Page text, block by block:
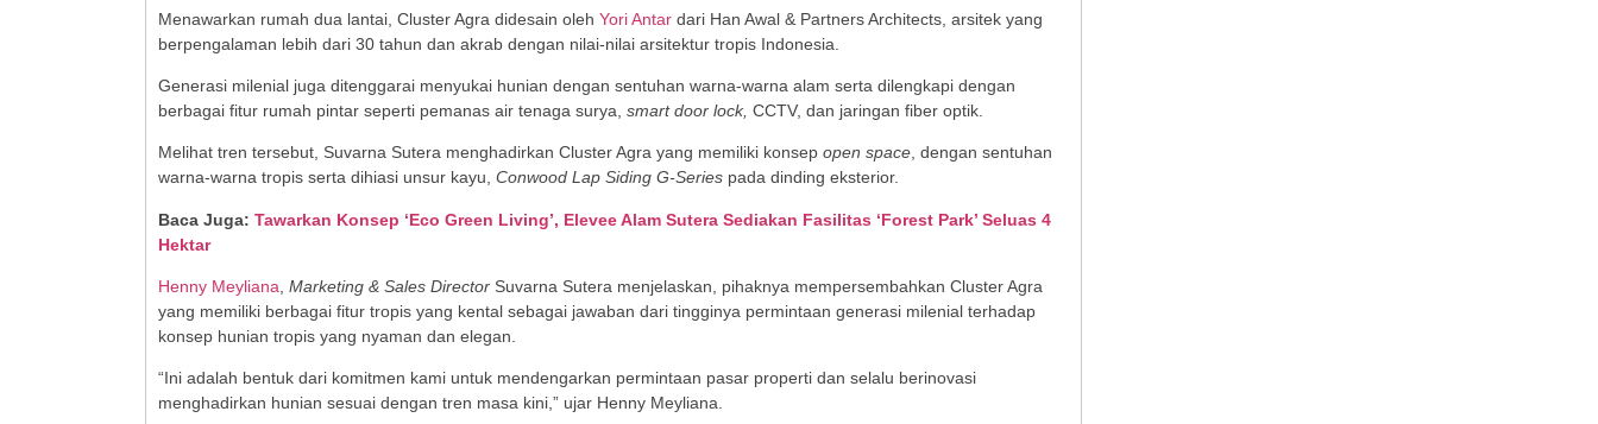
Menawarkan rumah dua lantai, Cluster Agra didesain oleh Yori Antar dari Han Awal & Partners Architects, arsitek yang
berpengalaman lebih dari 30 tahun dan akrab dengan nilai-nilai arsitektur tropis Indonesia.
Generasi milenial juga ditenggarai menyukai hunian dengan sentuhan warna-warna alam serta dilengkapi dengan
berbagai fitur rumah pintar seperti pemanas air tenaga surya, smart door lock, CCTV, dan jaringan fiber optik.
Melihat tren tersebut, Suvarna Sutera menghadirkan Cluster Agra yang memiliki konsep open space, dengan sentuhan
warna-warna tropis serta dihiasi unsur kayu, Conwood Lap Siding G-Series pada dinding eksterior.
Baca Juga: Tawarkan Konsep ‘Eco Green Living’, Elevee Alam Sutera Sediakan Fasilitas ‘Forest Park’ Seluas 4
Hektar
Henny Meyliana Marketing & Sales Director Suvarna Sutera menjelaskan, pihaknya mempersembahkan Cluster Agra
yang memiliki berbagai fitur tropis yang kental sebagai jawaban dari tingginya permintaan generasi milenial terhadap
konsep hunian tropis yang nyaman dan elegan.
“Ini adalah bentuk dari komitmen kami untuk mendengarkan permintaan pasar properti dan selalu berinovasi
menghadirkan hunian sesuai dengan tren masa kini,” ujar Henny Meyliana.